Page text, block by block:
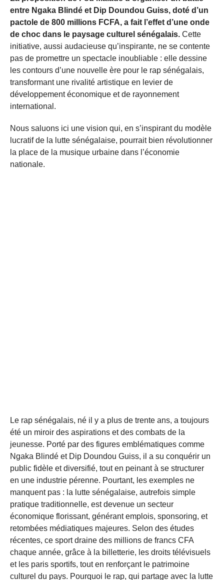
entre Ngaka Blindé et Dip Doundou Guiss, doté d’un
pactole de 800 millions FCFA, a fait l’effet d’une onde
de choc dans le paysage culturel sénégalais. Cette
initiative, aussi audacieuse qu’inspirante, ne se contente
pas de promettre un spectacle inoubliable : elle dessine
les contours d’une nouvelle ère pour le rap sénégalais,
transformant une rivalité artistique en levier de
développement économique et de rayonnement
international.
Nous saluons ici une vision qui, en s’inspirant du modèle
lucratif de la lutte sénégalaise, pourrait bien révolutionner
la place de la musique urbaine dans l’économie
nationale.
Le rap sénégalais, né il y a plus de trente ans, a toujours
été un miroir des aspirations et des combats de la
jeunesse. Porté par des figures emblématiques comme
Ngaka Blindé et Dip Doundou Guiss, il a su conquérir un
public fidèle et diversifié, tout en peinant à se structurer
en une industrie pérenne. Pourtant, les exemples ne
manquent pas : la lutte sénégalaise, autrefois simple
pratique traditionnelle, est devenue un secteur
économique florissant, générant emplois, sponsoring, et
retombées médiatiques majeures. Selon des études
récentes, ce sport draine des millions de francs CFA
chaque année, grâce à la billetterie, les droits télévisuels
et les paris sportifs, tout en renforçant le patrimoine
culturel du pays. Pourquoi le rap, qui partage avec la lutte